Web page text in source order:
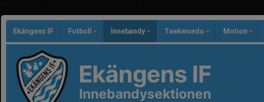
Ekängens IF Fotboll Innebandy Taekwondo Motion
Ekängens IF
Innebandysektionen